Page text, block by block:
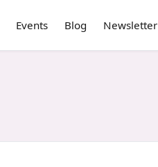
Events Blog Newsletter